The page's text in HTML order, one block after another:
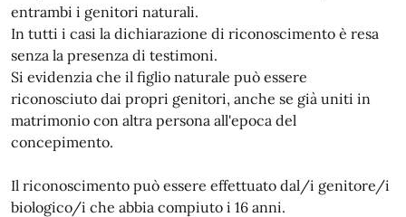
entrambi i genitori naturali.
In tutti i casi la dichiarazione di riconoscimento è resa
senza la presenza di testimoni.
Si evidenzia che il figlio naturale può essere
riconosciuto dai propri genitori, anche se già uniti in
matrimonio con altra persona all'epoca del
concepimento.
Il riconoscimento può essere effettuato dal/i genitore/i
biologico/i che abbia compiuto i 16 anni.